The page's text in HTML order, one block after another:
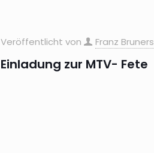
Veröffentlicht von Franz Bruners
Einladung zur MTV- Fete